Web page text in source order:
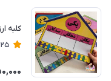
کلبه